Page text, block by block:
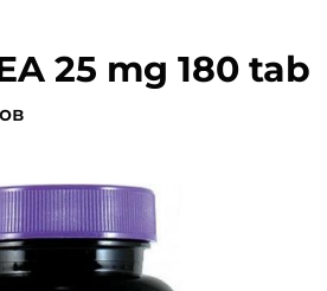
25 mg 180 tab